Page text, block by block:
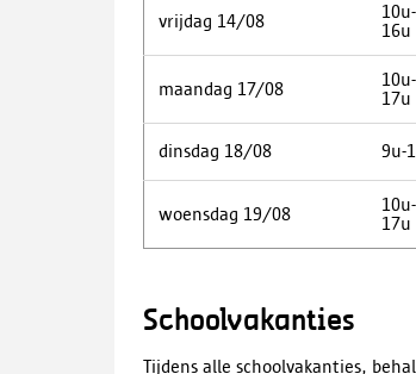
vrijdag 14/08
10u-
16u
maandag 17/08
10u-
17u
dinsdag 18/08 9u-
woensdag 19/08
10u-
17u
Schoolvakanties
Tijdens alle schoolvakanties,